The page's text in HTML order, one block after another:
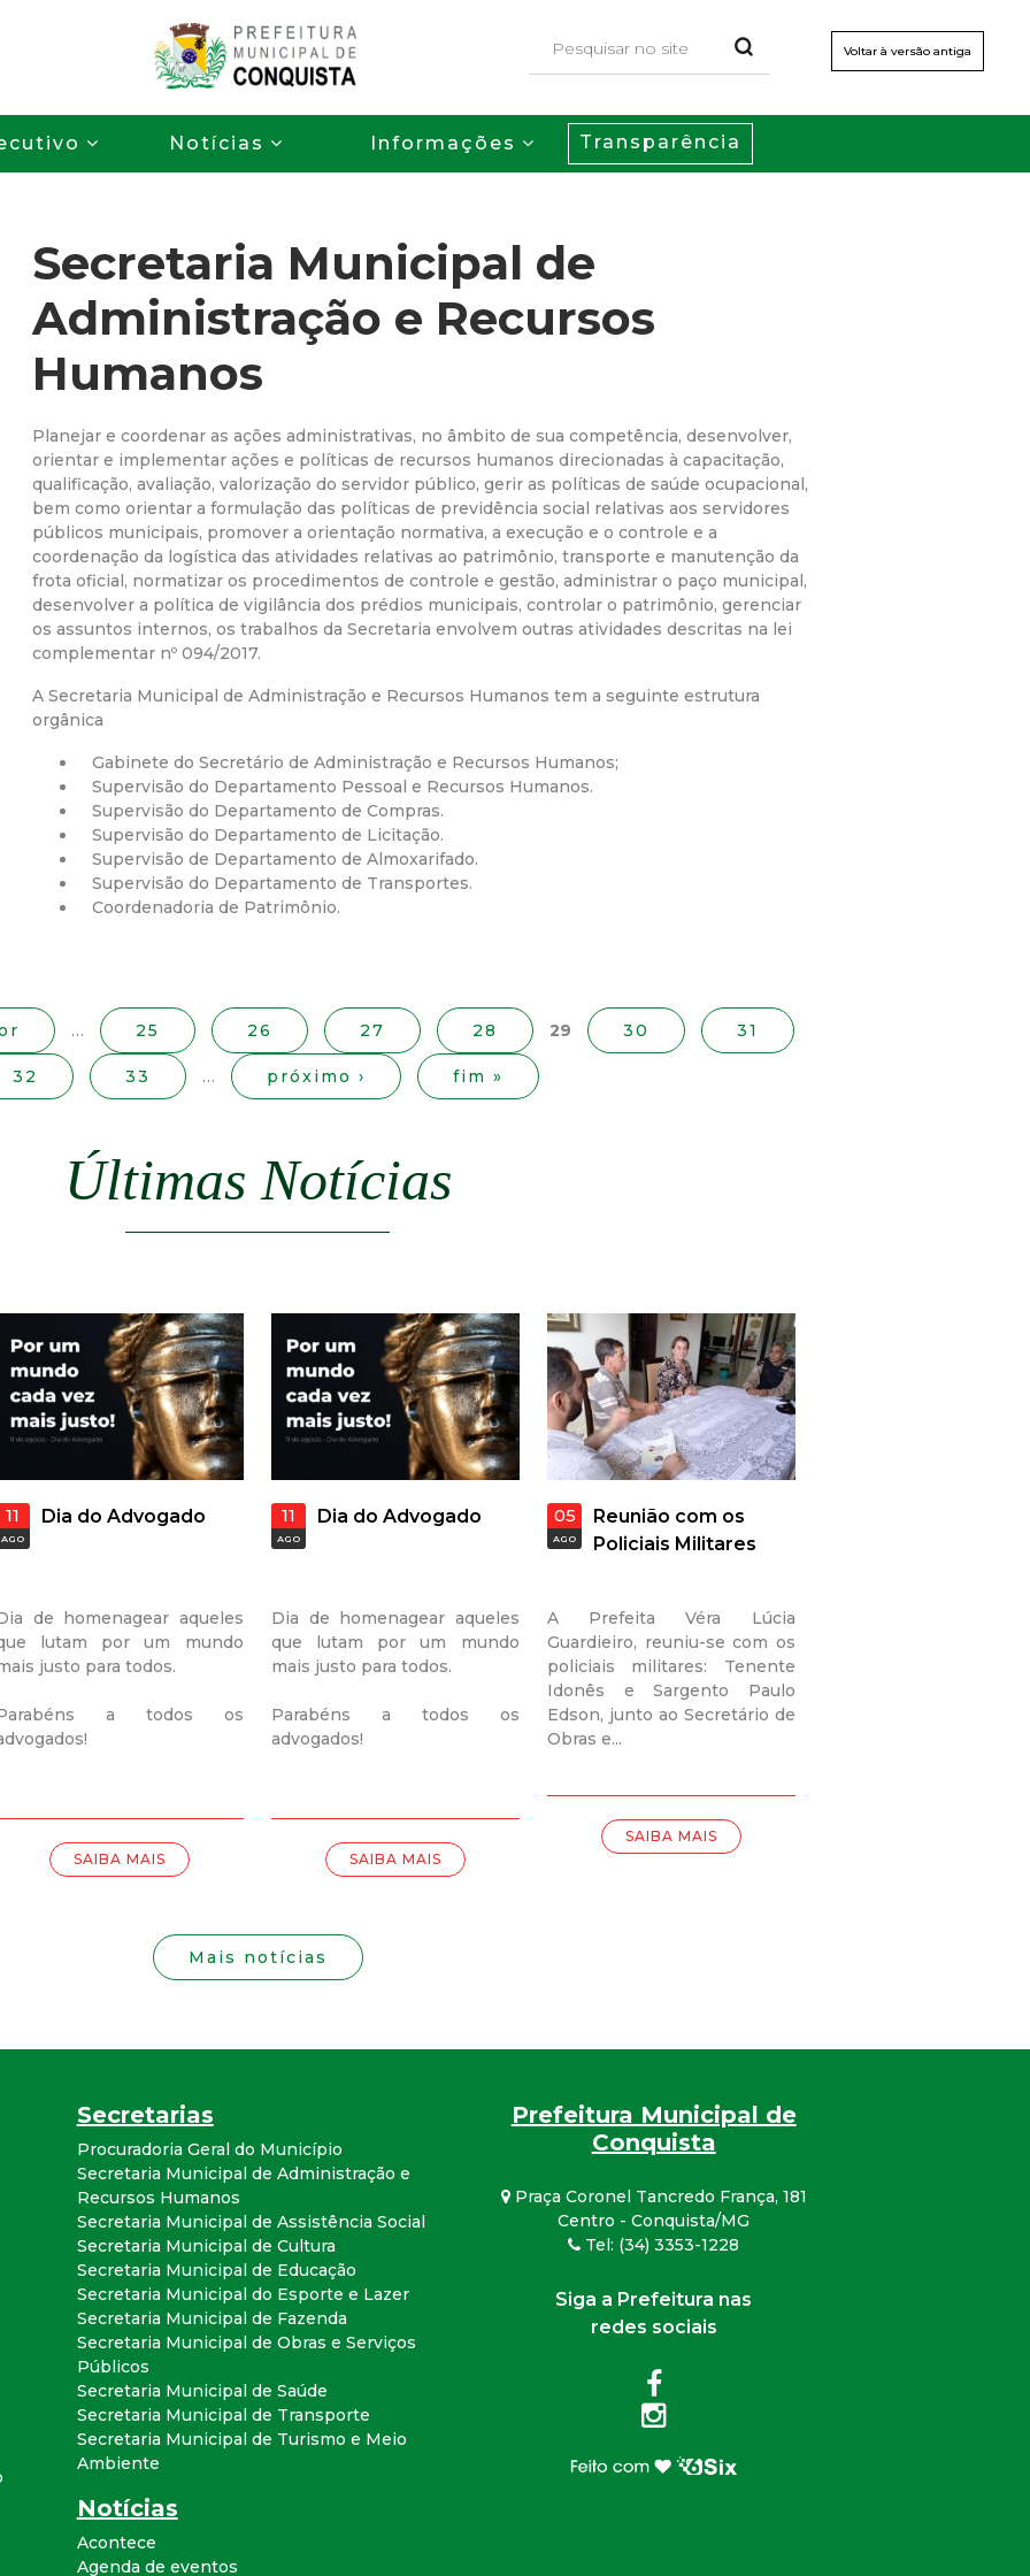
para
o
conteúdo
principal
Voltar à versão antiga
P
r
f
e
i
t
u
r
a
M
u
n
c
p
a
d
o
n
q
u
s
t
a
G
Notícias Informações Transparência
Secretaria Municipal de
Administração e Recursos
Humanos
Planejar e coordenar as ações administrativas, no âmbito de sua competência, desenvolver,
orientar e implementar ações e políticas de recursos humanos direcionadas à capacitação,
qualificação, avaliação, valorização do servidor público, gerir as políticas de saúde ocupacional,
bem como orientar a formulação das políticas de previdência social relativas aos servidores
públicos municipais, promover a orientação normativa, a execução e o controle e a
coordenação da logística das atividades relativas ao patrimônio, transporte e manutenção da
frota oficial, normatizar os procedimentos de controle e gestão, administrar o paço municipal,
desenvolver a política de vigilância dos prédios municipais, controlar o patrimônio, gerenciar
os assuntos internos, os trabalhos da Secretaria envolvem outras atividades descritas na lei
complementar nº 094/2017.
A Secretaria Municipal de Administração e Recursos Humanos tem a seguinte estrutura
orgânica
Gabinete do Secretário de Administração e Recursos Humanos;
Supervisão do Departamento Pessoal e Recursos Humanos.
Supervisão do Departamento de Compras.
Supervisão do Departamento de Licitação.
Supervisão de Departamento de Almoxarifado.
Supervisão do Departamento de Transportes.
Coordenadoria de Patrimônio.
… 25 26 27 28 29 30 31
32 33 … próximo › fim »
Últimas Notícias
11
AGO
Dia do Advogado
de homenagear aqueles
lutam por um mundo
justo para todos.
a todos os
SAIBA MAIS
11
AGO
Dia do Advogado
Dia de homenagear aqueles
que lutam por um mundo
mais justo para todos.
Parabéns a todos os
advogados!
SAIBA MAIS
05
AGO
Reunião com os
Policiais Militares
A Prefeita Véra Lúcia
Guardieiro, reuniu-se com os
policiais militares: Tenente
Idonês e Sargento Paulo
Edson, junto ao Secretário de
Obras e...
SAIBA MAIS
Mais notícias
Secretarias
Procuradoria Geral do Município
Secretaria Municipal de Administração e
Recursos Humanos
Secretaria Municipal de Assistência Social
Secretaria Municipal de Cultura
Secretaria Municipal de Educação
Secretaria Municipal do Esporte e Lazer
Secretaria Municipal de Fazenda
Secretaria Municipal de Obras e Serviços
Públicos
Secretaria Municipal de Saúde
Secretaria Municipal de Transporte
Secretaria Municipal de Turismo e Meio
Ambiente
Notícias
Acontece
Agenda de eventos
Prefeitura Municipal de
Conquista
Praça Coronel Tancredo França, 181
Centro - Conquista/MG
Tel: (34) 3353-1228
Siga a Prefeitura nas
redes sociais